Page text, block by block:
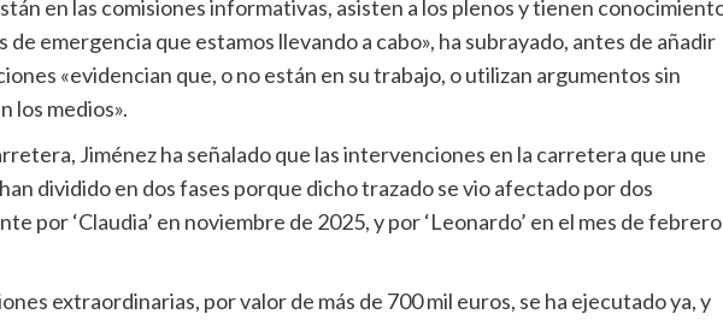
de emergencia que estamos llevando a cabo», ha subrayado, antes de añadir
«evidencian que, o no están en su trabajo, o utilizan argumentos sin
los medios».
dividido en dos fases porque dicho trazado se vio afectado por dos
por ‘Claudia’ en noviembre de 2025, y por ‘Leonardo’ en el mes de febrero